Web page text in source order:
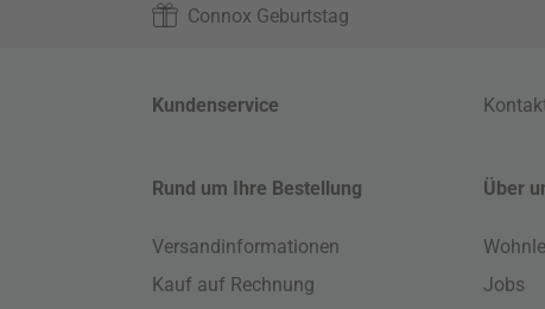
Connox Geburtstag
Kundenservice
Rund um Ihre Bestellung
Versandinformationen
Kauf auf Rechnung
Über
Jobs